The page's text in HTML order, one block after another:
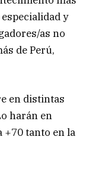
y
as no
de Perú,
en distintas
harán en
+70 tanto en la